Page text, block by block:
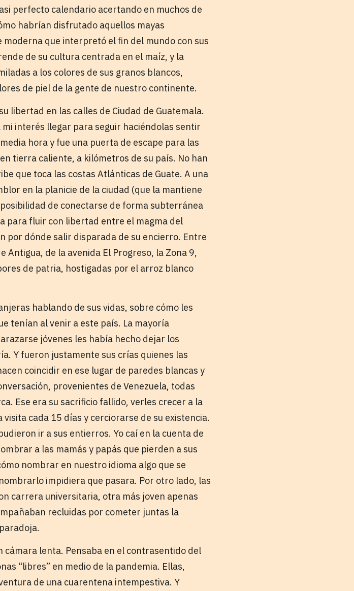
perfecto calendario acertando en muchos de
habrían disfrutado aquellos mayas
que interpretó el fin del mundo con sus
de su cultura centrada en el maíz, y la
a los colores de sus granos blancos,
de piel de la gente de nuestro continente.
libertad en las calles de Ciudad de Guatemala.
interés llegar para seguir haciéndolas sentir
hora y fue una puerta de escape para las
tierra caliente, a kilómetros de su país. No han
que toca las costas Atlánticas de Guate. A una
en la planicie de la ciudad (que la mantiene
de conectarse de forma subterránea
para fluir con libertad entre el magma del
por dónde salir disparada de su encierro. Entre
de la avenida El Progreso, la Zona 9,
de patria, hostigadas por el arroz blanco
hablando de sus vidas, sobre cómo les
tenían al venir a este país. La mayoría
jóvenes les había hecho dejar los
Y fueron justamente sus crías quienes las
coincidir en ese lugar de paredes blancas y
provenientes de Venezuela, todas
Ese era su sacrificio fallido, verles crecer a la
cada 15 días y cerciorarse de su existencia.
ir a sus entierros. Yo caí en la cuenta de
a las mamás y papás que pierden a sus
nombrar en nuestro idioma algo que se
impidiera que pasara. Por otro lado, las
carrera universitaria, otra más joven apenas
recluidas por cometer juntas la
cámara lenta. Pensaba en el contrasentido del
“libres” en medio de la pandemia. Ellas,
de una cuarentena intempestiva. Y